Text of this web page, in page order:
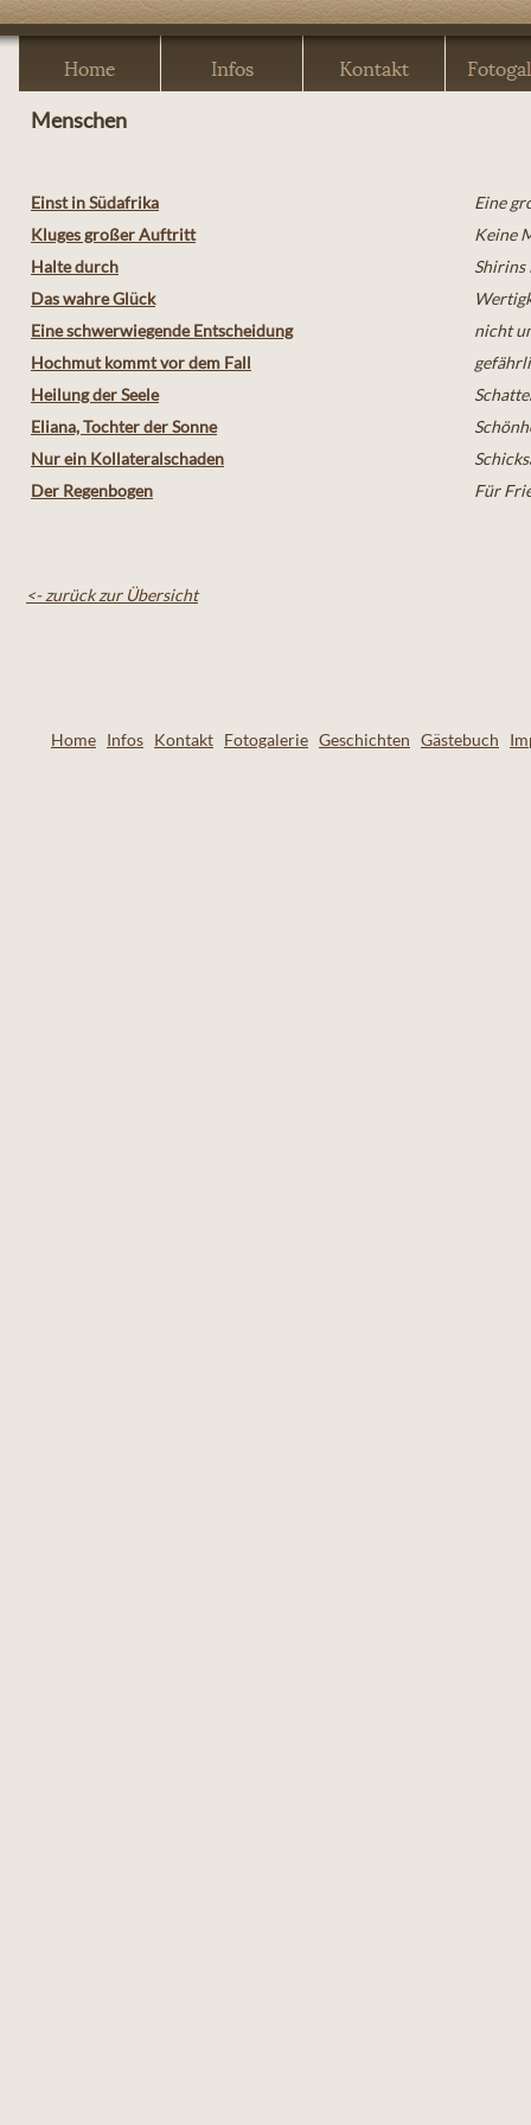
Menschen
Einst in Südafrika
Eine
Kluges großer Auftritt
Keine
Halte durch
Shirins
Das wahre Glück
Eine schwerwiegende Entscheidung
nicht
Hochmut kommt vor dem Fall
Heilung der Seele
Eliana, Tochter der Sonne
Nur ein Kollateralschaden
Der Regenbogen
Für
<- zurück zur Übersicht
Home Infos Kontakt Fotogalerie Geschichten Gästebuch